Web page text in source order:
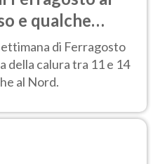
e qualche
di Ferragosto
della calura tra 11 e 14
al Nord.